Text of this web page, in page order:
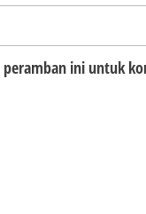
ini untuk